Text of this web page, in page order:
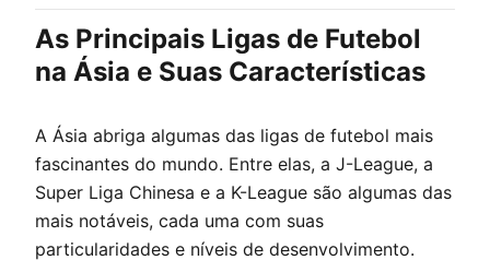
As Principais Ligas de Futebol
na Ásia e Suas Características
A Ásia abriga algumas das ligas de futebol mais
fascinantes do mundo. Entre elas, a J-League, a
Super Liga Chinesa e a K-League são algumas das
mais notáveis, cada uma com suas
particularidades e níveis de desenvolvimento.